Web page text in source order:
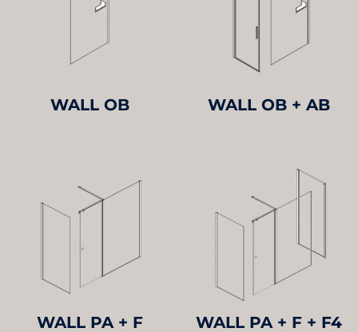
WALL OB WALL OB + AB
WALL PA + F WALL PA + F + F4